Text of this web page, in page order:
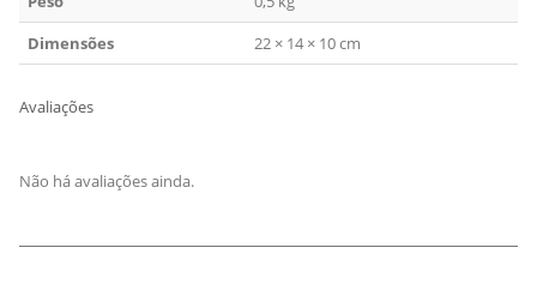
Dimensões
22 × 14 × 10 cm
Avaliações
Não há avaliações ainda.